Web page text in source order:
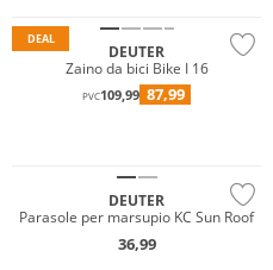
DEAL
DEUTER
Zaino da bici Bike I 16
PVC109,99 87,99
DEUTER
Parasole per marsupio KC Sun Roof
36,99